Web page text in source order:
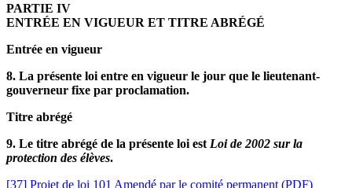
PARTIE IV
ENTRÉE EN VIGUEUR ET TITRE ABRÉGÉ
Entrée en vigueur
8. La présente loi entre en vigueur le jour que le lieutenant-
gouverneur fixe par proclamation.
Titre abrégé
9. Le titre abrégé de la présente loi est Loi de 2002 sur la
protection des élèves.
[37] Projet de loi 101 Amendé par le comité permanent (PDF)